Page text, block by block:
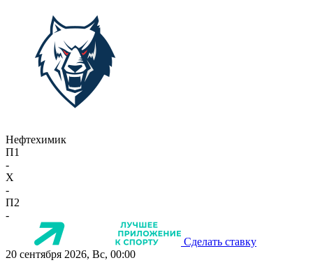
Нефтехимик
П1
-
X
-
П2
-
Сделать ставку
20 сентября 2026, Вс, 00:00